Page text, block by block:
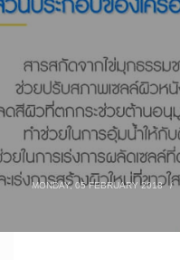
MONDAY, 05 FEBRUARY 2018 /